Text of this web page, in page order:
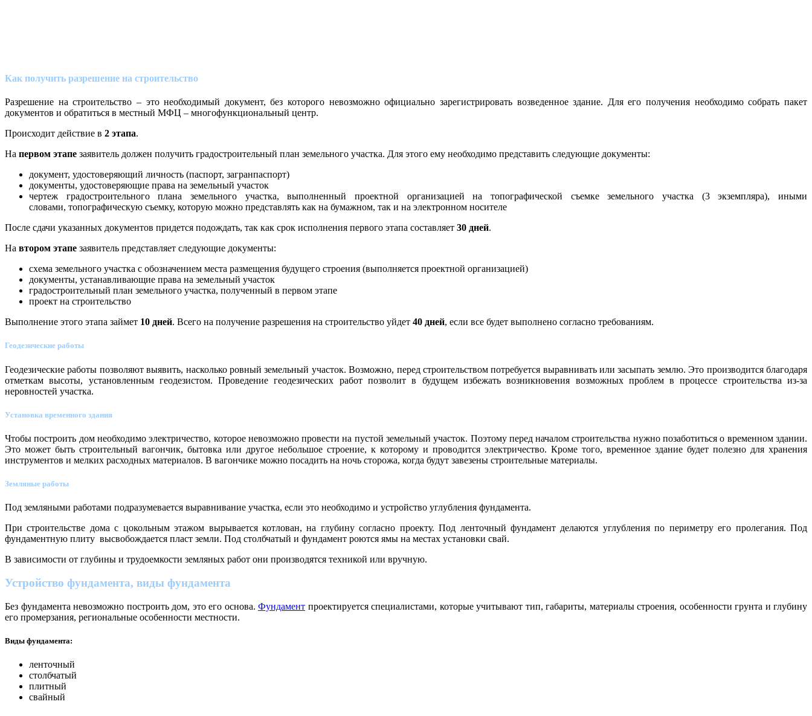
Как получить разрешение на строительство
Разрешение на строительство – это необходимый документ, без которого невозможно официально зарегистрировать возведенное здание. Для его получения необходимо собрать пакет
документов и обратиться в местный МФЦ – многофункциональный центр.
Происходит действие в 2 этапа.
На первом этапе заявитель должен получить градостроительный план земельного участка. Для этого ему необходимо представить следующие документы:
документ, удостоверяющий личность (паспорт, загранпаспорт)
документы, удостоверяющие права на земельный участок
чертеж градостроительного плана земельного участка, выполненный проектной организацией на топографической съемке земельного участка (3 экземпляра), иными
словами, топографическую съемку, которую можно представлять как на бумажном, так и на электронном носителе
После сдачи указанных документов придется подождать, так как срок исполнения первого этапа составляет 30 дней.
На втором этапе заявитель представляет следующие документы:
схема земельного участка с обозначением места размещения будущего строения (выполняется проектной организацией)
документы, устанавливающие права на земельный участок
градостроительный план земельного участка, полученный в первом этапе
проект на строительство
Выполнение этого этапа займет 10 дней. Всего на получение разрешения на строительство уйдет 40 дней, если все будет выполнено согласно требованиям.
Геодезические работы
Геодезические работы позволяют выявить, насколько ровный земельный участок. Возможно, перед строительством потребуется выравнивать или засыпать землю. Это производится благодаря
отметкам высоты, установленным геодезистом. Проведение геодезических работ позволит в будущем избежать возникновения возможных проблем в процессе строительства из-за
неровностей участка.
Установка временного здания
Чтобы построить дом необходимо электричество, которое невозможно провести на пустой земельный участок. Поэтому перед началом строительства нужно позаботиться о временном здании.
Это может быть строительный вагончик, бытовка или другое небольшое строение, к которому и проводится электричество. Кроме того, временное здание будет полезно для хранения
инструментов и мелких расходных материалов. В вагончике можно посадить на ночь сторожа, когда будут завезены строительные материалы.
Земляные работы
Под земляными работами подразумевается выравнивание участка, если это необходимо и устройство углубления фундамента.
При строительстве дома с цокольным этажом вырывается котлован, на глубину согласно проекту. Под ленточный фундамент делаются углубления по периметру его пролегания. Под
фундаментную плиту высвобождается пласт земли. Под столбчатый и фундамент роются ямы на местах установки свай.
В зависимости от глубины и трудоемкости земляных работ они производятся техникой или вручную.
Устройство фундамента, виды фундамента
Без фундамента невозможно построить дом, это его основа. Фундамент проектируется специалистами, которые учитывают тип, габариты, материалы строения, особенности грунта и глубину
его промерзания, региональные особенности местности.
Виды фундамента:
ленточный
столбчатый
плитный
свайный